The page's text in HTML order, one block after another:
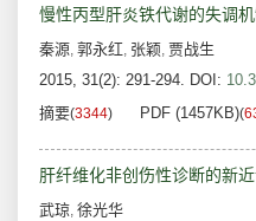
慢性丙型肝炎铁代谢的失调机
秦源, 郭永红, 张颖, 贾战生
2015, 31(2): 291-294. DOI:
摘要(3344) PDF (1457KB)(
肝纤维化非创伤性诊断的新
武琼, 徐光华